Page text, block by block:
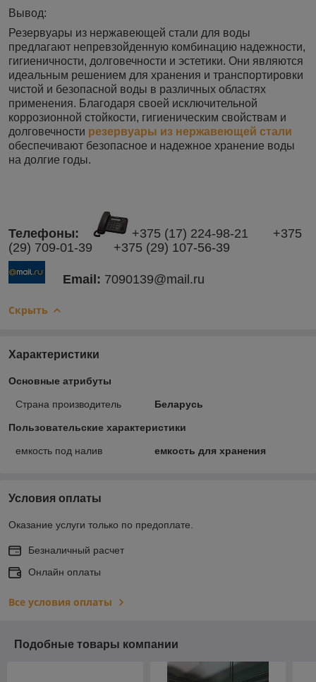
Вывод:
Резервуары из нержавеющей стали для воды
предлагают непревзойденную комбинацию надежности,
гигиеничности, долговечности и эстетики. Они являются
идеальным решением для хранения и транспортировки
чистой и безопасной воды в различных областях
применения. Благодаря своей исключительной
коррозионной стойкости, гигиеническим свойствам и
долговечности резервуары из нержавеющей стали
обеспечивают безопасное и надежное хранение воды
на долгие годы.
Телефоны:​
+375 (17) 224-98-21 +375
(29) 709-01-39 +375 (29) 107-56-39
Email: 7090139@mail.ru
Скрыть
Характеристики
Основные атрибуты
Страна производитель Беларусь
Пользовательские характеристики
емкость под налив емкость для хранения
Условия оплаты
Оказание услуги только по предоплате.
Безналичный расчет
Онлайн оплаты
Все условия оплаты
Подобные товары компании